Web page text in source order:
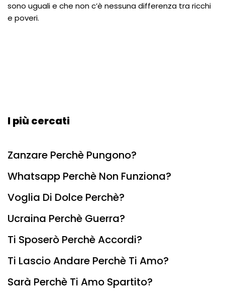
sono uguali e che non c’è nessuna differenza tra ricchi
e poveri.
I più cercati
Zanzare Perchè Pungono?
Whatsapp Perchè Non Funziona?
Voglia Di Dolce Perchè?
Ucraina Perchè Guerra?
Ti Sposerò Perchè Accordi?
Ti Lascio Andare Perchè Ti Amo?
Sarà Perchè Ti Amo Spartito?